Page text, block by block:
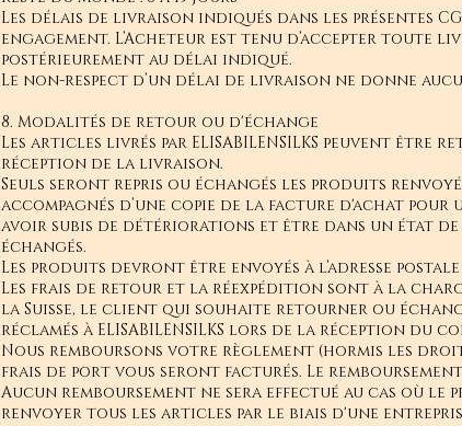
Les délais de livraison indiqués dans les présentes
engagement. L’Acheteur est tenu d’accepter toute
postérieurement au délai indiqué.
Le non-respect d’un délai de livraison ne donne
8. Modalités de retour ou d'échange
Les articles livrés par ELISABILENSILKS peuvent
réception de la livraison.
Seuls seront repris ou échangés les produits
accompagnés d’une copie de la facture d'achat
avoir subis de détériorations et être dans un état
échangés.
Les produits devront être envoyés à l’adresse postale
Les frais de retour et la réexpédition sont à la
la Suisse, le client qui souhaite retourner ou
réclamés à ELISABILENSILKS lors de la réception du
Nous remboursons votre règlement (hormis les
frais de port vous seront facturés. Le
Aucun remboursement ne sera effectué au cas où
renvoyer tous les articles par le biais d'une